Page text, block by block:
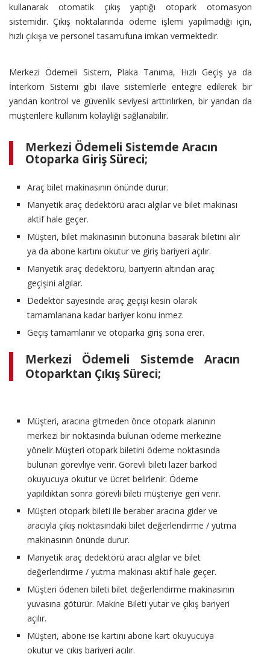
kullanarak otomatik çıkış yaptığı otopark otomasyon
sistemidir. Çıkış noktalarında ödeme işlemi yapılmadığı için,
hızlı çıkışa ve personel tasarrufuna imkan vermektedir.
Merkezi Ödemeli Sistem, Plaka Tanıma, Hızlı Geçiş ya da
İnterkom Sistemi gibi ilave sistemlerle entegre edilerek bir
yandan kontrol ve güvenlik seviyesi arttırılırken, bir yandan da
müşterilere kullanım kolaylığı sağlanabilir.
Merkezi Ödemeli Sistemde Aracın
Otoparka Giriş Süreci;
Araç bilet makinasının önünde durur.
Manyetik araç dedektörü aracı algılar ve bilet makinası
aktif hale geçer.
Müşteri, bilet makinasının butonuna basarak biletini alır
ya da abone kartını okutur ve giriş bariyeri açılır.
Manyetik araç dedektörü, bariyerin altından araç
geçişini algılar.
Dedektör sayesinde araç geçişi kesin olarak
tamamlanana kadar bariyer konu inmez.
Geçiş tamamlanır ve otoparka giriş sona erer.
Merkezi Ödemeli Sistemde Aracın
Otoparktan Çıkış Süreci;
Müşteri, aracına gitmeden önce otopark alanının
merkezi bir noktasında bulunan ödeme merkezine
yönelir.Müşteri otopark biletini ödeme noktasında
bulunan görevliye verir. Görevli bileti lazer barkod
okuyucuya okutur ve ücret belirlenir. Ödeme
yapıldıktan sonra görevli bileti müşteriye geri verir.
Müşteri otopark bileti ile beraber aracına gider ve
aracıyla çıkış noktasındaki bilet değerlendirme / yutma
makinasının önünde durur.
Manyetik araç dedektörü aracı algılar ve bilet
değerlendirme / yutma makinası aktif hale geçer.
Müşteri ödenen bileti bilet değerlendirme makinasının
yuvasına götürür. Makine Bileti yutar ve çıkış bariyeri
açılır.
Müşteri, abone ise kartını abone kart okuyucuya
okutur ve çıkış bariyeri açılır.